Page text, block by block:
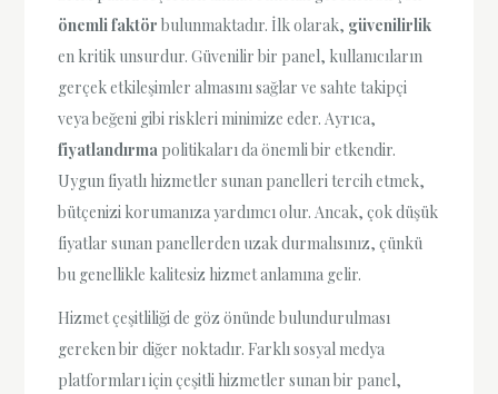
önemli faktör bulunmaktadır. İlk olarak, güvenilirlik
en kritik unsurdur. Güvenilir bir panel, kullanıcıların
gerçek etkileşimler almasını sağlar ve sahte takipçi
veya beğeni gibi riskleri minimize eder. Ayrıca,
fiyatlandırma politikaları da önemli bir etkendir.
Uygun fiyatlı hizmetler sunan panelleri tercih etmek,
bütçenizi korumanıza yardımcı olur. Ancak, çok düşük
fiyatlar sunan panellerden uzak durmalısınız, çünkü
bu genellikle kalitesiz hizmet anlamına gelir.
Hizmet çeşitliliği de göz önünde bulundurulması
gereken bir diğer noktadır. Farklı sosyal medya
platformları için çeşitli hizmetler sunan bir panel,